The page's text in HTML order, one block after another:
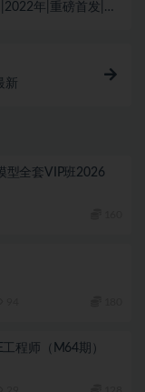
年|重磅首发|完
新
型全套VIP班2026
程师（M64期）